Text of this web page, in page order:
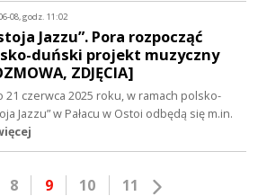
08, godz. 11:02
Jazzu”. Pora rozpocząć
duński projekt muzyczny
ZDJĘCIA]
21 czerwca 2025 roku, w ramach polsko-
Jazzu” w Pałacu w Ostoi odbędą się m.in.
8 9 10 11